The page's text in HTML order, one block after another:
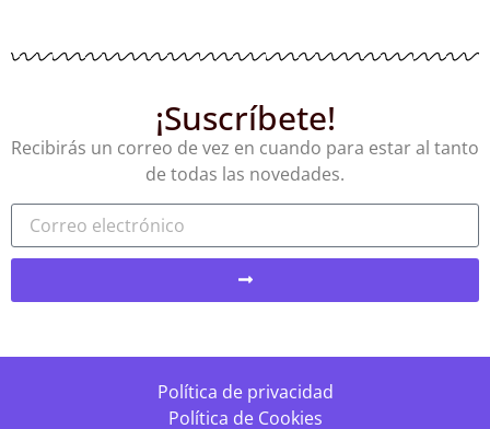
¡Suscríbete!
Recibirás un correo de vez en cuando para estar al tanto
de todas las novedades.
Política de privacidad
Política de Cookies